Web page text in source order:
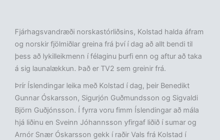
Fjárhagsvandræði norskastórliðsins, Kolstad halda áfram
og norskir fjölmiðlar greina frá því í dag að allt bendi til
þess að lykilleikmenn í félaginu þurfi enn og aftur að taka
á sig launalækkun. Það er TV2 sem greinir frá.
Þrír Íslendingar leika með Kolstad í dag, þeir Benedikt
Gunnar Óskarsson, Sigurjón Guðmundsson og Sigvaldi
Björn Guðjónsson. Í fyrra voru fimm Íslendingar að mála
hjá liðinu en Sveinn Jóhannsson yfirgaf liðið í sumar og
Arnór Snær Óskarsson gekk í raðir Vals frá Kolstad í